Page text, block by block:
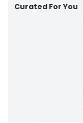
Curated For You